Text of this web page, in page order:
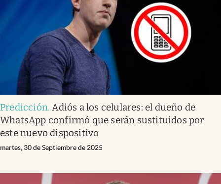
Predicción.Adiós a los celulares: el dueño de
WhatsApp confirmó que serán sustituidos por
este nuevo dispositivo
martes, 30 de Septiembre de 2025